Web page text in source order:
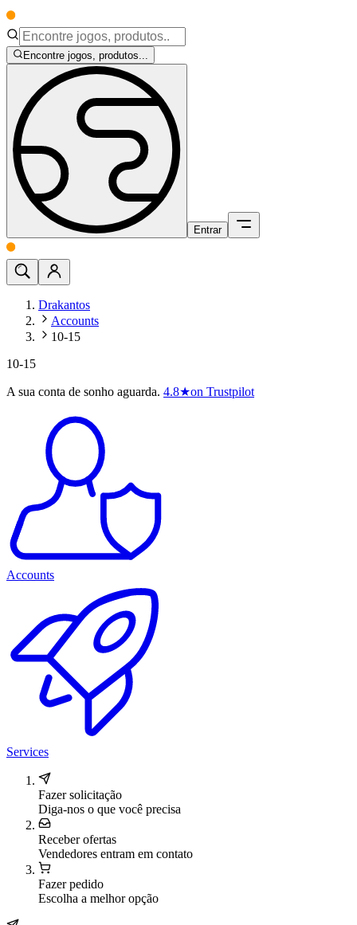
Encontre jogos, produtos...
Entrar
Drakantos
Accounts
10-15
10-15
A sua conta de sonho aguarda. 4.8★on Trustpilot
Accounts
Services
Fazer solicitação
Diga-nos o que você precisa
Receber ofertas
Vendedores entram em contato
Fazer pedido
Escolha a melhor opção